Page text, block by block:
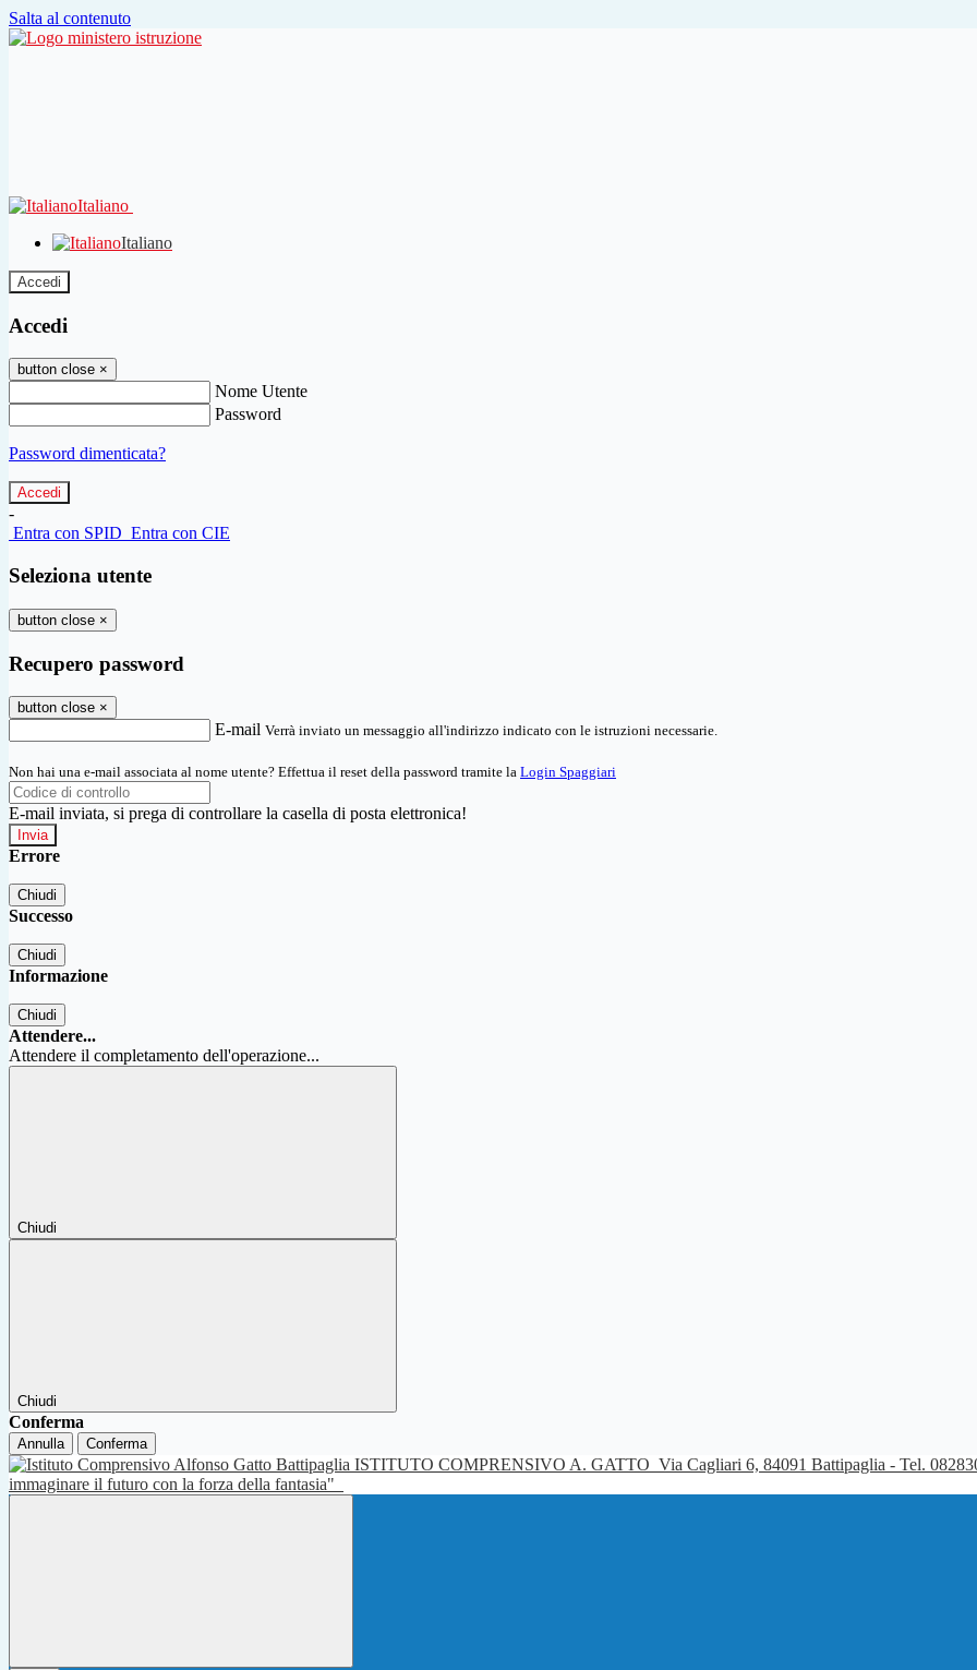
Salta al contenuto
Italiano
Italiano
Accedi
Accedi
button close ×
Nome Utente
Password
Password dimenticata?
-
Entra con SPID Entra con CIE
Seleziona utente
button close ×
Recupero password
button close ×
E-mail Verrà inviato un messaggio all'indirizzo indicato con le istruzioni necessarie.
Non hai una e-mail associata al nome utente? Effettua il reset della password tramite la Login Spaggiari
E-mail inviata, si prega di controllare la casella di posta elettronica!
Errore
Chiudi
Successo
Chiudi
Informazione
Chiudi
Attendere...
Attendere il completamento dell'operazione...
Chiudi
Chiudi
Conferma
Annulla Conferma
ISTITUTO COMPRENSIVO A. GATTO Via Cagliari 6, 84091 Battipaglia - Tel.
immaginare il futuro con la forza della fantasia"